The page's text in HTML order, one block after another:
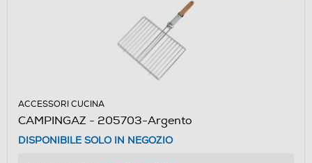
ACCESSORI CUCINA
CAMPINGAZ - 205703-Argento
DISPONIBILE SOLO IN NEGOZIO